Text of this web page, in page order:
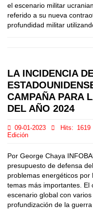
el escenario militar
referido a su nueva
profundidad militar
LA INCIDENCIA
CAMPAÑA PARA
DEL AÑO 2024
09-01-2023 Hits: 1619
Edición
Por George Chaya
presupuesto de defensa
problemas energéticos
temas más importantes. El
escenario global con
profundización de la